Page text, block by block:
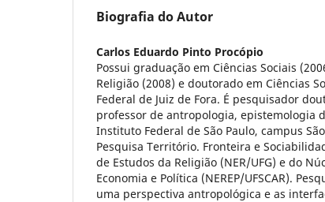
Biografia do Autor
Carlos Eduardo Pinto Procópio
Possui graduação em Ciências Sociais
Religião (2008) e doutorado em Ciências
Federal de Juiz de Fora. É pesquisador
professor de antropologia, epistemologia
Instituto Federal de São Paulo, campus
Pesquisa Território. Fronteira e
de Estudos da Religião (NER/UFG) e do
Economia e Política (NEREP/UFSCAR).
uma perspectiva antropológica e as